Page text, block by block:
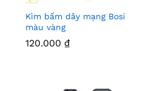
Kìm bấm dây mạng Bosi
màu vàng
120.000 ₫